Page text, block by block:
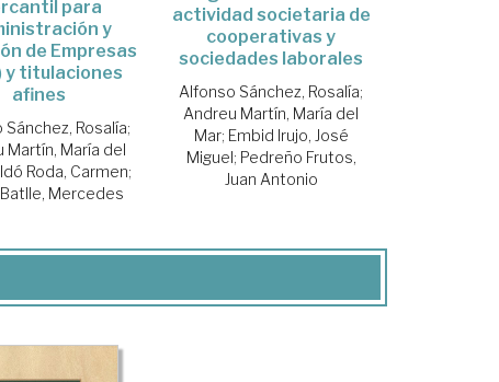
para
y
de Empresas
y titulaciones
afines
Rosalía;
Martín, María del
Roda, Carmen;
Batlle, Mercedes
actividad societaria de
cooperativas y
sociedades laborales
Alfonso Sánchez, Rosalía;
Andreu Martín, María del
Mar; Embid Irujo, José
Miguel; Pedreño Frutos,
Juan Antonio